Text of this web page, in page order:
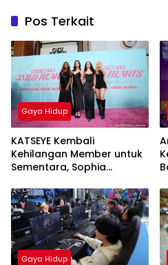
Pos Terkait
Gaya Hidup
KATSEYE Kembali
Kehilangan Member untuk
Sementara, Sophia
Gaya Hidup